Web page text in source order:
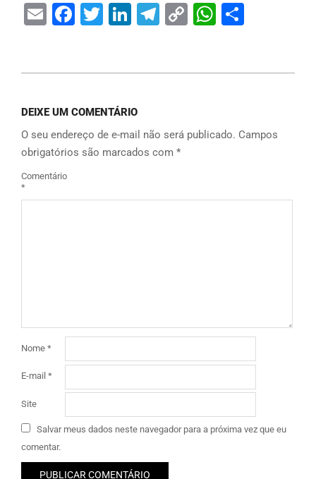
EmailFacebook
Twitter
LinkedIn
Telegram
Copy
DEIXE UM COMENTÁRIO
O seu endereço de e-mail não será publicado. Campos
obrigatórios são marcados com *
Comentário
*
Nome *
E-mail *
Site
Salvar meus dados neste navegador para a próxima vez que eu
comentar.